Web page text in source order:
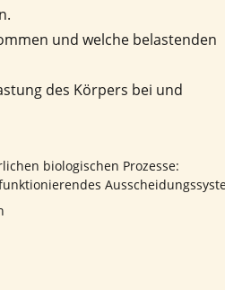
und welche belastenden
des Körpers bei und
biologischen Prozesse: